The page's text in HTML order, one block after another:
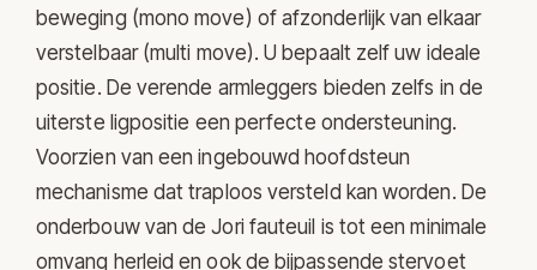
beweging (mono move) of afzonderlijk van elkaar
verstelbaar (multi move). U bepaalt zelf uw ideale
positie. De verende armleggers bieden zelfs in de
uiterste ligpositie een perfecte ondersteuning.
Voorzien van een ingebouwd hoofdsteun
mechanisme dat traploos versteld kan worden. De
onderbouw van de Jori fauteuil is tot een minimale
omvang herleid en ook de bijpassende stervoet